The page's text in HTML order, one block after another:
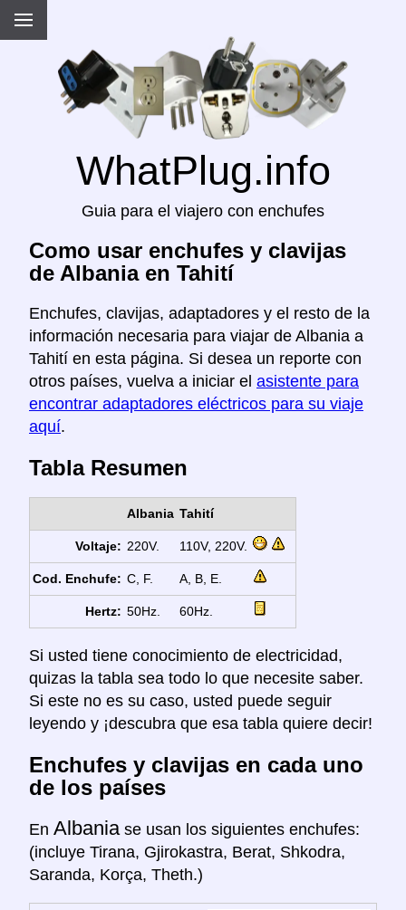
WhatPlug.info
Guia para el viajero con enchufes
Como usar enchufes y clavijas
de Albania en Tahití
Enchufes, clavijas, adaptadores y el resto de la
información necesaria para viajar de Albania a
Tahití en esta página. Si desea un reporte con
otros países, vuelva a iniciar el asistente para
encontrar adaptadores eléctricos para su viaje
aquí.
Tabla Resumen
Albania Tahití
Voltaje: 220V. 110V, 220V.
Cod. Enchufe: C, F. A, B, E.
Hertz: 50Hz. 60Hz.
Si usted tiene conocimiento de electricidad,
quizas la tabla sea todo lo que necesite saber.
Si este no es su caso, usted puede seguir
leyendo y ¡descubra que esa tabla quiere decir!
Enchufes y clavijas en cada uno
de los países
En Albania se usan los siguientes enchufes:
(incluye Tirana, Gjirokastra, Berat, Shkodra,
Saranda, Korça, Theth.)